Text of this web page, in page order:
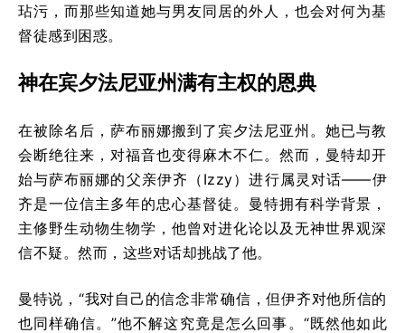
玷污，而那些知道她与男友同居的外人，也会对何为基
督徒感到困惑。
神在宾夕法尼亚州满有主权的恩典
在被除名后，萨布丽娜搬到了宾夕法尼亚州。她已与教
会断绝往来，对福音也变得麻木不仁。然而，曼特却开
始与萨布丽娜的父亲伊齐（Izzy）进行属灵对话——伊
齐是一位信主多年的忠心基督徒。曼特拥有科学背景，
主修野生动物生物学，他曾对进化论以及无神世界观深
信不疑。然而，这些对话却挑战了他。
曼特说，“我对自己的信念非常确信，但伊齐对他所信的
也同样确信。”他不解这究竟是怎么回事。“既然他如此